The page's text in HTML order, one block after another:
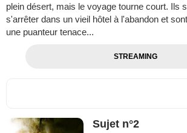
plein désert, mais le voyage tourne court. Ils
s'arrêter dans un vieil hôtel à l'abandon et
une puanteur tenace...
STREAMING
Sujet n°2